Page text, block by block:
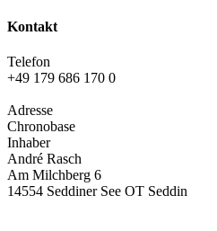
Kontakt
Telefon
+49 179 686 170 0
Adresse
Chronobase
Inhaber
André Rasch
Am Milchberg 6
14554 Seddiner See OT Seddin